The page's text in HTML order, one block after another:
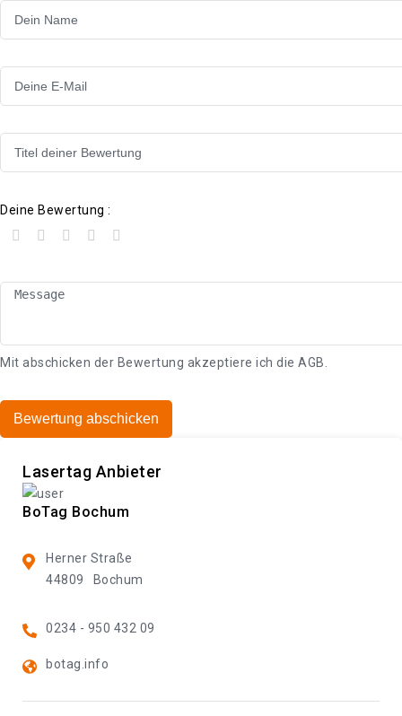
Deine Bewertung :
Mit abschicken der Bewertung akzeptiere ich die AGB
Bewertung abschicken
Lasertag Anbieter
BoTag Bochum
Herner Straße
44809
Bochum
0234 - 950 432 09
botag.info